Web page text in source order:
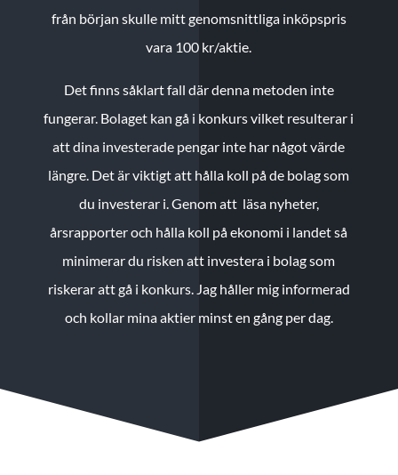
från början skulle mitt genomsnittliga inköpspris
vara 100 kr/aktie.
Det finns såklart fall där denna metoden inte
fungerar. Bolaget kan gå i konkurs vilket resulterar i
att dina investerade pengar inte har något värde
längre. Det är viktigt att hålla koll på de bolag som
du investerar i. Genom att läsa nyheter,
årsrapporter och hålla koll på ekonomi i landet så
minimerar du risken att investera i bolag som
riskerar att gå i konkurs. Jag håller mig informerad
och kollar mina aktier minst en gång per dag.